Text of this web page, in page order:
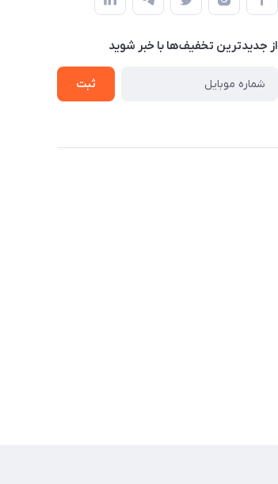
از جدید‌ترین تخفیف‌ها با‌ خبر شوید
ثبت